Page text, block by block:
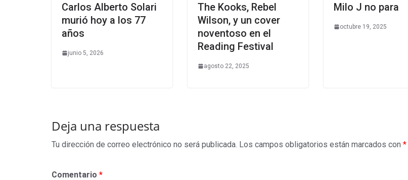
Carlos Alberto Solari
murió hoy a los 77
años
junio 5, 2026
The Kooks, Rebel
Wilson, y un cover
noventoso en el
Reading Festival
agosto 22, 2025
Milo J no para
octubre 19, 2025
Deja una respuesta
Tu dirección de correo electrónico no será publicada. Los campos obligatorios están marcados con *
Comentario *